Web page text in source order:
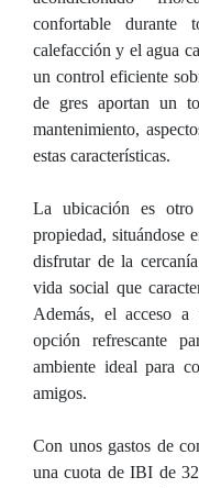
confortable
calefacción y el agua
un control eficiente
de gres aportan un
mantenimiento,
estas características.
La ubicación es otro
propiedad, situándose
disfrutar de la
vida social que
Además, el acceso a
opción refrescante
ambiente ideal para
amigos.
Con unos gastos de
una cuota de IBI de